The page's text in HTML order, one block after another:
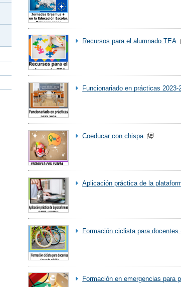
Recursos para el alumnado TEA
Funcionariado en prácticas 2023-
Coeducar con chispa
Aplicación práctica de la
Formación ciclista para docentes
Formación en emergencias para